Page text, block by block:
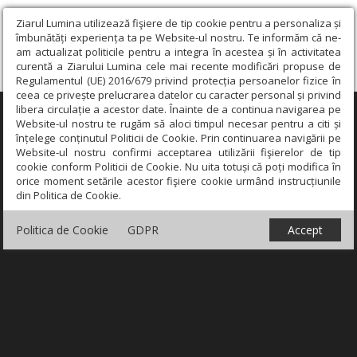
Ziarul Lumina utilizează fişiere de tip cookie pentru a personaliza și
îmbunătăți experiența ta pe Website-ul nostru. Te informăm că ne-
am actualizat politicile pentru a integra în acestea și în activitatea
curentă a Ziarului Lumina cele mai recente modificări propuse de
Regulamentul (UE) 2016/679 privind protecția persoanelor fizice în
ceea ce privește prelucrarea datelor cu caracter personal și privind
libera circulație a acestor date. Înainte de a continua navigarea pe
Website-ul nostru te rugăm să aloci timpul necesar pentru a citi și
înțelege conținutul Politicii de Cookie. Prin continuarea navigării pe
Website-ul nostru confirmi acceptarea utilizării fişierelor de tip
cookie conform Politicii de Cookie. Nu uita totuși că poți modifica în
orice moment setările acestor fişiere cookie urmând instrucțiunile
din Politica de Cookie.
Politica de Cookie GDPR Accept
×